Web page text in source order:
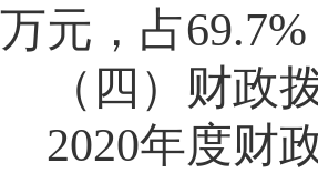
万元，占
（四）财政
2020年度财